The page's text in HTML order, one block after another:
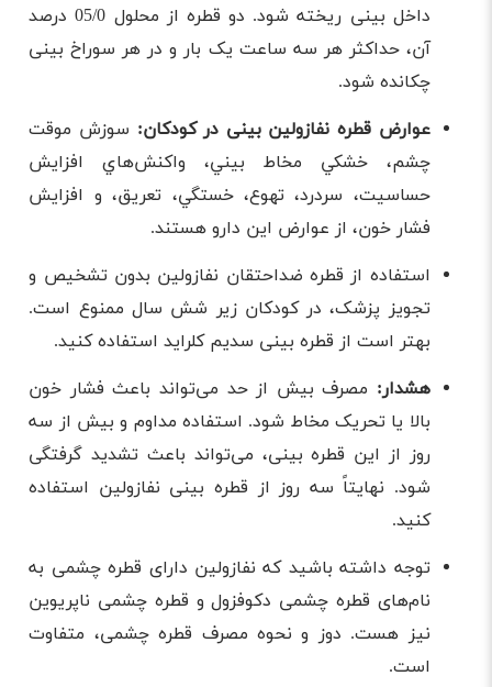
داخل بینی ریخته شود. دو قطره از محلول 05/0 درصد
آن، حداکثر هر سه ساعت یک بار و در هر سوراخ بینی
چکانده شود.
عوارض قطره نفازولین بینی در کودکان: سوزش موقت
چشم، خشكي مخاط بيني، واكنش‌هاي افزايش
حساسيت، سردرد، تهوع، خستگي، تعريق، و افزايش
فشار خون، از عوارض اين دارو هستند.
استفاده از قطره ضداحتقان نفازولین بدون تشخیص و
تجویز پزشک، در کودکان زیر شش سال ممنوع است.
بهتر است از قطره بینی سدیم ‌کلراید استفاده کنید.
هشدار: مصرف بیش از حد می‌تواند باعث فشار خون
بالا یا تحریک مخاط شود. استفاده مداوم و بیش ‌از سه
روز از این قطره بینی، می‌تواند باعث تشدید گرفتگی
شود. نهایتاً سه روز از قطره بینی نفازولین استفاده
کنید.
توجه داشته باشید که نفازولین دارای قطره چشمی به
نام‌های قطره چشمی دکوفزول و قطره چشمی ناپریوین
نیز هست. دوز و نحوه مصرف قطره چشمی، متفاوت
است.